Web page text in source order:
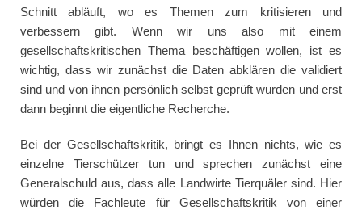
Schnitt abläuft, wo es Themen zum kritisieren und
verbessern gibt. Wenn wir uns also mit einem
gesellschaftskritischen Thema beschäftigen wollen, ist es
wichtig, dass wir zunächst die Daten abklären die validiert
sind und von ihnen persönlich selbst geprüft wurden und erst
dann beginnt die eigentliche Recherche.
Bei der Gesellschaftskritik, bringt es Ihnen nichts, wie es
einzelne Tierschützer tun und sprechen zunächst eine
Generalschuld aus, dass alle Landwirte Tierquäler sind. Hier
würden die Fachleute für Gesellschaftskritik von einer